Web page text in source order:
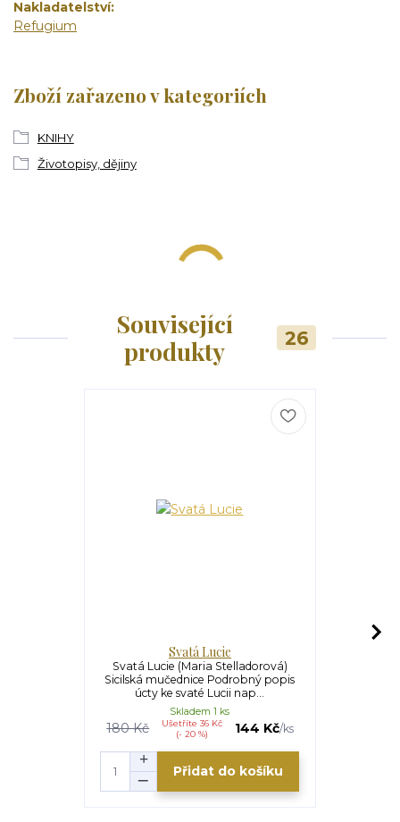
Nakladatelství
Refugium
Zboží zařazeno v kategoriích
KNIHY
Životopisy, dějiny
Související
produkty
26
Svatá Lucie
Svatá Lucie (Maria Stelladorová)
Sicilská mučednice Podrobný popis
úcty ke svaté Lucii nap...
180 Kč
Ušetříte 36 Kč
(- 20 %)
144 Kč/ks
Skladem 1 ks
Přidat do košíku